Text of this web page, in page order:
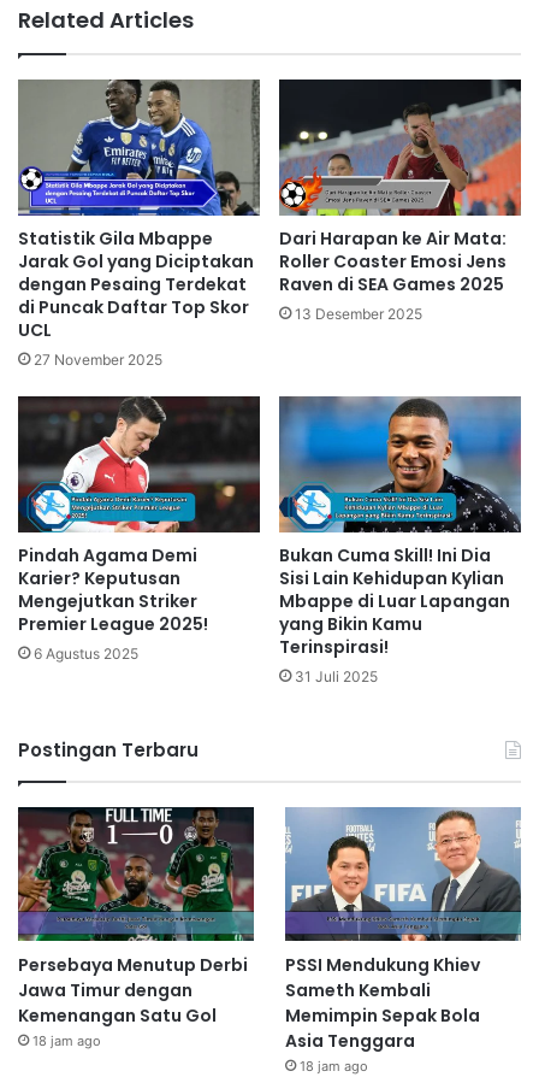
Related Articles
Statistik Gila Mbappe
Jarak Gol yang Diciptakan
dengan Pesaing Terdekat
di Puncak Daftar Top Skor
UCL
27 November 2025
Dari Harapan ke Air Mata:
Roller Coaster Emosi Jens
Raven di SEA Games 2025
13 Desember 2025
Pindah Agama Demi
Karier? Keputusan
Mengejutkan Striker
Premier League 2025!
6 Agustus 2025
Bukan Cuma Skill! Ini Dia
Sisi Lain Kehidupan Kylian
Mbappe di Luar Lapangan
yang Bikin Kamu
Terinspirasi!
31 Juli 2025
Postingan Terbaru
Persebaya Menutup Derbi
Jawa Timur dengan
Kemenangan Satu Gol
18 jam ago
PSSI Mendukung Khiev
Sameth Kembali
Memimpin Sepak Bola
Asia Tenggara
18 jam ago